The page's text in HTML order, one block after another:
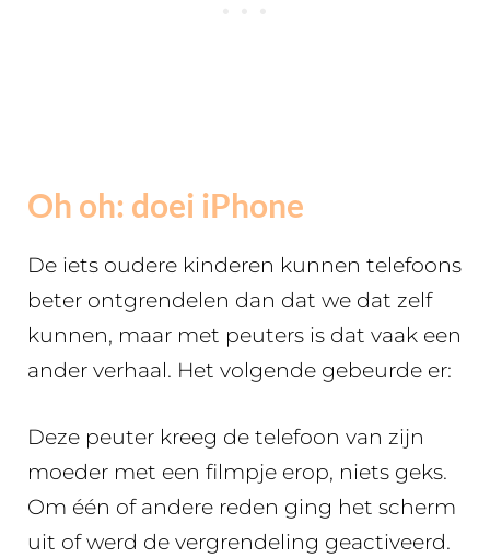
Oh oh: doei iPhone
De iets oudere kinderen kunnen telefoons
beter ontgrendelen dan dat we dat zelf
kunnen, maar met peuters is dat vaak een
ander verhaal. Het volgende gebeurde er:
Deze peuter kreeg de telefoon van zijn
moeder met een filmpje erop, niets geks.
Om één of andere reden ging het scherm
uit of werd de vergrendeling geactiveerd.